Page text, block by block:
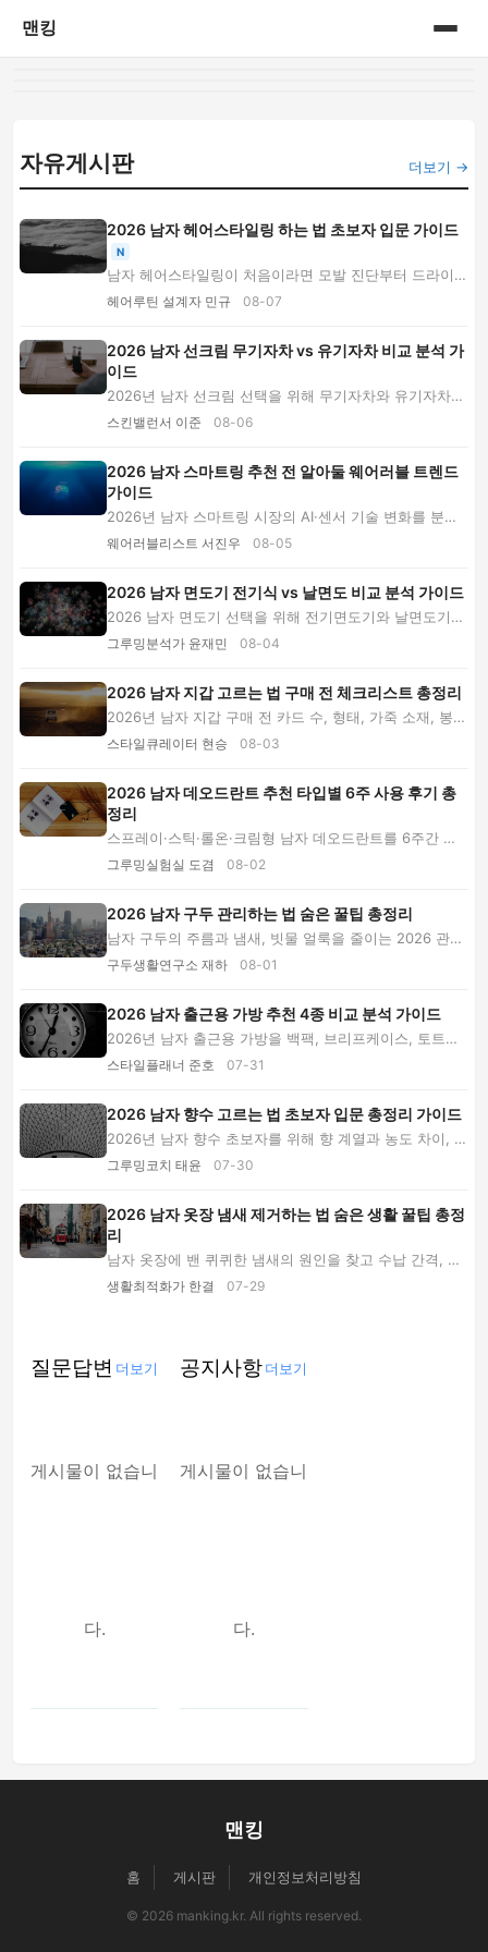
맨킹
자유게시판
2026 남자 헤어스타일링 하는 법 초보자 입문 가이드
N
남자 헤어스타일링이 처음이라면 모발 진단부터 드라이
방향, 왁스와 포마드 선택, 가르마 연출, 세정법...
헤어루틴 설계자 민규 08-07
2026 남자 선크림 무기자차 vs 유기자차 비교 분석 가
이드
2026년 남자 선크림 선택을 위해 무기자차와 유기자차의
차단 방식, 백탁, 눈 시림, 면도 후 자극, 야외...
스킨밸런서 이준 08-06
2026 남자 스마트링 추천 전 알아둘 웨어러블 트렌드
가이드
2026년 남자 스마트링 시장의 AI·센서 기술 변화를 분석
하고 스마트워치 차이, 가격대, 구독료, 사이즈...
웨어러블리스트 서진우 08-05
2026 남자 면도기 전기식 vs 날면도 비교 분석 가이드
2026 남자 면도기 선택을 위해 전기면도기와 날면도기의
절삭력, 피부 자극, 면도 시간, 유지비와 세척...
그루밍분석가 윤재민 08-04
2026 남자 지갑 고르는 법 구매 전 체크리스트 총정리
2026년 남자 지갑 구매 전 카드 수, 형태, 가죽 소재, 봉
제, 가격과 수선 조건을 단계별로 확인하는 실...
스타일큐레이터 현승 08-03
2026 남자 데오드란트 추천 타입별 6주 사용 후기 총
정리
스프레이·스틱·롤온·크림형 남자 데오드란트를 6주간 직
접 사용했습니다. 출근과 운동 시 지속력, 끈적...
그루밍실험실 도겸 08-02
2026 남자 구두 관리하는 법 숨은 꿀팁 총정리
남자 구두의 주름과 냄새, 빗물 얼룩을 줄이는 2026 관리
법을 소개합니다. 슈트리 사용 시점부터 구두약...
구두생활연구소 재하 08-01
2026 남자 출근용 가방 추천 4종 비교 분석 가이드
2026년 남자 출근용 가방을 백팩, 브리프케이스, 토트백,
메신저백으로 비교합니다. 가격대와 장단점부...
스타일플래너 준호 07-31
2026 남자 향수 고르는 법 초보자 입문 총정리 가이드
2026년 남자 향수 초보자를 위해 향 계열과 농도 차이, 시
향 순서, 가격대, 계절별 사용법, 분사 위치와...
그루밍코치 태윤 07-30
2026 남자 옷장 냄새 제거하는 법 숨은 생활 꿀팁 총정
리
남자 옷장에 밴 퀴퀴한 냄새의 원인을 찾고 수납 간격, 제
습제, 베이킹소다, 환기 루틴을 활용해 비용 ...
생활최적화가 한결 07-29
더보기 →
질문답변
게시물이 없습니
다.
더보기 공지사항
게시물이 없습니
다.
더보기
맨킹
홈 게시판 개인정보처리방침
© 2026 manking.kr. All rights reserved.